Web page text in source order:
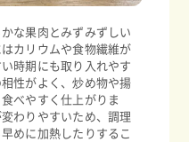
な果肉とみずみずしい
カリウムや食物繊維が
時期にも取り入れやす
性がよく、炒め物や揚
べやすく仕上がりま
わりやすいため、調理
めに加熱したりするこ